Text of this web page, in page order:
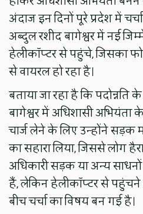
अंदाज इन दिनों पूरे प्रदेश में
अब्दुल रशीद बागेश्वर में नई
हेलीकॉप्टर से पहुंचे, जिसका
से वायरल हो रहा है।
बताया जा रहा है कि
बागेश्वर में अधिशासी अभियंता
चार्ज लेने के लिए उन्होंने सड़क
का सहारा लिया, जिससे लोग
अधिकारी सड़क या अन्य
हैं, लेकिन हेलीकॉप्टर से
बीच चर्चा का विषय बन गई है।